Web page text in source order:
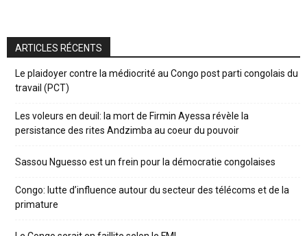
ARTICLES RÉCENTS
Le plaidoyer contre la médiocrité au Congo post parti congolais du
travail (PCT)
Les voleurs en deuil: la mort de Firmin Ayessa révèle la
persistance des rites Andzimba au coeur du pouvoir
Sassou Nguesso est un frein pour la démocratie congolaises
Congo: lutte d’influence autour du secteur des télécoms et de la
primature